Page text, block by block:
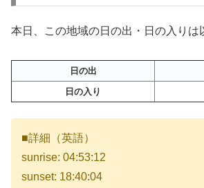
本日、この地域の日の出・日の入りは
日の出
日の入り
■詳細（英語）
sunrise: 04:53:12
sunset: 18:40:04